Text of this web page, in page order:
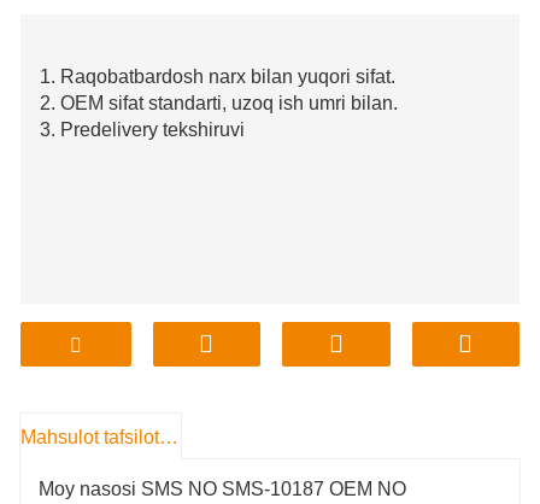
1. Raqobatbardosh narx bilan yuqori sifat.
2. OEM sifat standarti, uzoq ish umri bilan.
3. Predelivery tekshiruvi
Mahsulot tafsilotlari
Moy nasosi SMS NO SMS-10187 OEM NO